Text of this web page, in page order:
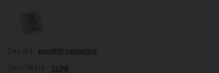
puroBIO cosmetics
CCPB